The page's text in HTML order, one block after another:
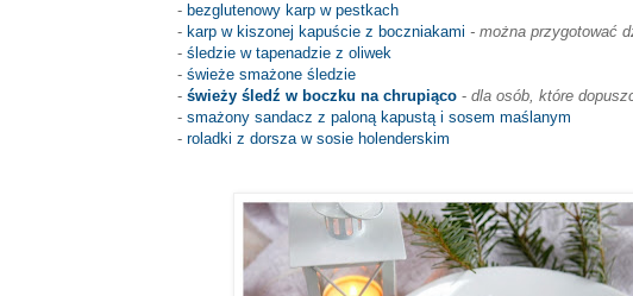
- bezglutenowy karp w pestkach
- karp w kiszonej kapuście z boczniakami - można przygotować
- śledzie w tapenadzie z oliwek
- świeże smażone śledzie
- świeży śledź w boczku na chrupiąco - dla osób, które
- smażony sandacz z paloną kapustą i sosem maślanym
- roladki z dorsza w sosie holenderskim